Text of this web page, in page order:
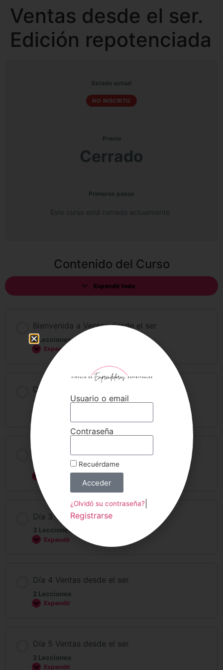
Ventas desde el ser.
Edición repotenciada
Estado actual
NO INSCRITO
Precio
Cerrado
Primeros pasos
Este curso está cerrado actualmente
Contenido del Curso
Expandir todo
Bienvenida a Ventas desde el ser
2 Lecciones
Expandir
Día 1 Ventas desde el ser
3 Lecciones
Día 2 Ventas desde el ser
3 Lecciones
Día 3 Ventas desde el ser
3 Lecciones
Expandir
Día 4 Ventas desde el ser
2 Lecciones
Expandir
Día 5 Ventas desde el ser
2 Lecciones
Expandir
Usuario o email
Contraseña
Recuérdame
Acceder
¿Olvidó su contraseña?|
Registrarse